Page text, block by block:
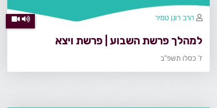
למהלך פרשת השבוע | פרשת ויצא
ז' כסלו תשפ"ב
הרב רונן טמיר